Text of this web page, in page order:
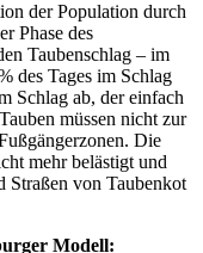
der Population durch
Phase des
Taubenschlag – im
des Tages im Schlag
Schlag ab, der einfach
müssen nicht zur
Die
mehr belästigt und
Straßen von Taubenkot
Modell: